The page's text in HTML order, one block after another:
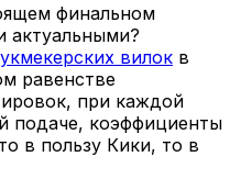
финальном
актуальными?
вилок в
равенстве
при каждой
подаче, коэффициенты
в пользу Кики, то в